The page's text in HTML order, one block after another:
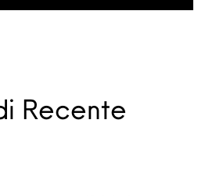
Recente